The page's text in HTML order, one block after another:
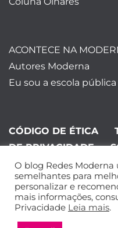
ACONTECE NA
Autores Moderna
Eu sou a escola pública
CÓDIGO DE ÉTICA
DE PRIVACIDADE
©Editora Moderna
direitos reservados.
O blog Redes
semelhantes para
personalizar e
mais informações,
Privacidade Leia mais.